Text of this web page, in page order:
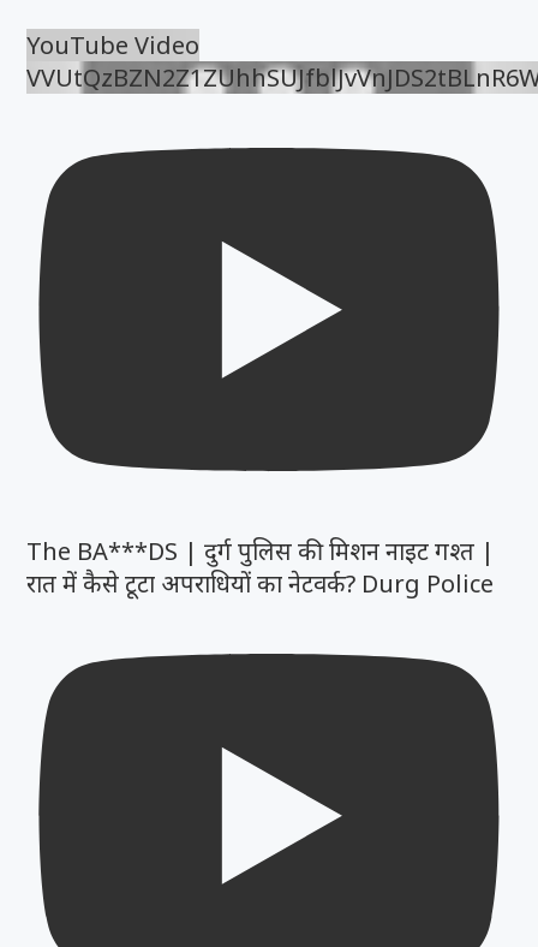
YouTube Video
The BA***DS | दुर्ग पुलिस की मिशन नाइट गश्त |
रात में कैसे टूटा अपराधियों का नेटवर्क? Durg Police